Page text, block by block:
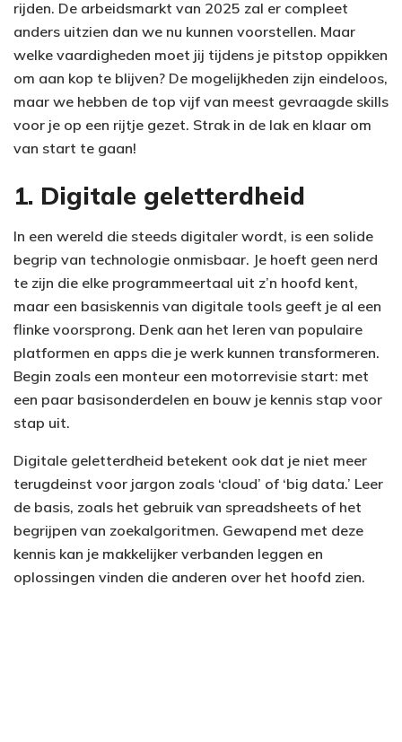
rijden. De arbeidsmarkt van 2025 zal er compleet
anders uitzien dan we nu kunnen voorstellen. Maar
welke vaardigheden moet jij tijdens je pitstop oppikken
om aan kop te blijven? De mogelijkheden zijn eindeloos,
maar we hebben de top vijf van meest gevraagde skills
voor je op een rijtje gezet. Strak in de lak en klaar om
van start te gaan!
1. Digitale geletterdheid
In een wereld die steeds digitaler wordt, is een solide
begrip van technologie onmisbaar. Je hoeft geen nerd
te zijn die elke programmeertaal uit z’n hoofd kent,
maar een basiskennis van digitale tools geeft je al een
flinke voorsprong. Denk aan het leren van populaire
platformen en apps die je werk kunnen transformeren.
Begin zoals een monteur een motorrevisie start: met
een paar basisonderdelen en bouw je kennis stap voor
stap uit.
Digitale geletterdheid betekent ook dat je niet meer
terugdeinst voor jargon zoals ‘cloud’ of ‘big data.’ Leer
de basis, zoals het gebruik van spreadsheets of het
begrijpen van zoekalgoritmen. Gewapend met deze
kennis kan je makkelijker verbanden leggen en
oplossingen vinden die anderen over het hoofd zien.